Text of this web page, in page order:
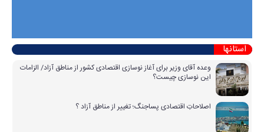
استانها
وعده آقای وزیر برای آغاز نوسازی اقتصادی کشور از مناطق آزاد/ الزامات
این نوسازی چیست؟
اصلاحاتِ اقتصادی پساجنگ؛ تغییر از مناطق آزاد ؟